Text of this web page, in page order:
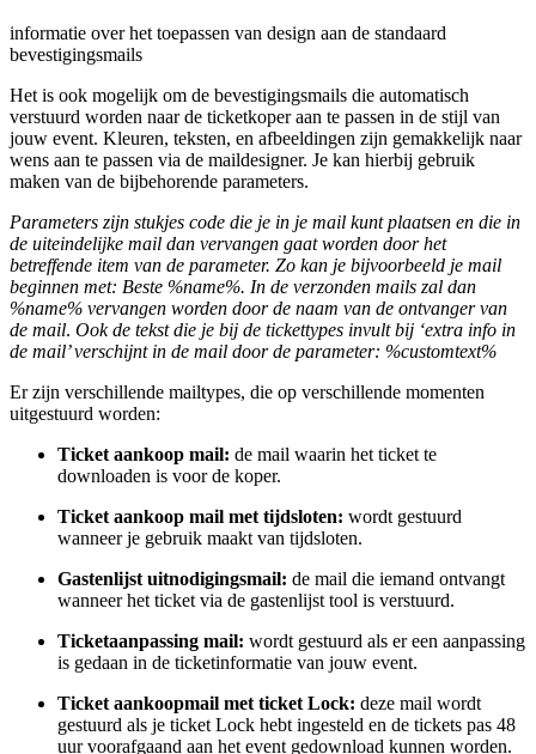
informatie over het toepassen van design aan de standaard
bevestigingsmails
Het is ook mogelijk om de bevestigingsmails die automatisch
verstuurd worden naar de ticketkoper aan te passen in de stijl van
jouw event. Kleuren, teksten, en afbeeldingen zijn gemakkelijk naar
wens aan te passen via de maildesigner. Je kan hierbij gebruik
maken van de bijbehorende parameters.
Parameters zijn stukjes code die je in je mail kunt plaatsen en die in
de uiteindelijke mail dan vervangen gaat worden door het
betreffende item van de parameter. Zo kan je bijvoorbeeld je mail
beginnen met: Beste %name%. In de verzonden mails zal dan
%name% vervangen worden door de naam van de ontvanger van
de mail. Ook de tekst die je bij de tickettypes invult bij ‘extra info in
de mail’ verschijnt in de mail door de parameter: %customtext%
Er zijn verschillende mailtypes, die op verschillende momenten
uitgestuurd worden:
Ticket aankoop mail: de mail waarin het ticket te
downloaden is voor de koper.
Ticket aankoop mail met tijdsloten: wordt gestuurd
wanneer je gebruik maakt van tijdsloten.
Gastenlijst uitnodigingsmail: de mail die iemand ontvangt
wanneer het ticket via de gastenlijst tool is verstuurd.
Ticketaanpassing mail: wordt gestuurd als er een aanpassing
is gedaan in de ticketinformatie van jouw event.
Ticket aankoopmail met ticket Lock: deze mail wordt
gestuurd als je ticket Lock hebt ingesteld en de tickets pas 48
uur voorafgaand aan het event gedownload kunnen worden.